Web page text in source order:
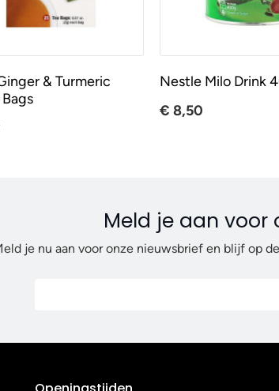
& Turmeric
Nestle Milo Drink
€ 8,50
Meld je aan voor
je nu aan voor onze nieuwsbrief en blijf op